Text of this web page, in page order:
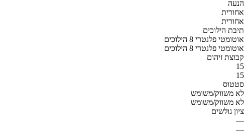
הנעה
אחורית
אחורית
תיבת הילוכים
אוטומטי פלנטרי 8 הילוכים
אוטומטי פלנטרי 8 הילוכים
קבוצת זיהום
15
15
סטטוס
לא משווק/משומש
לא משווק/משומש
ציון גולשים
—
—